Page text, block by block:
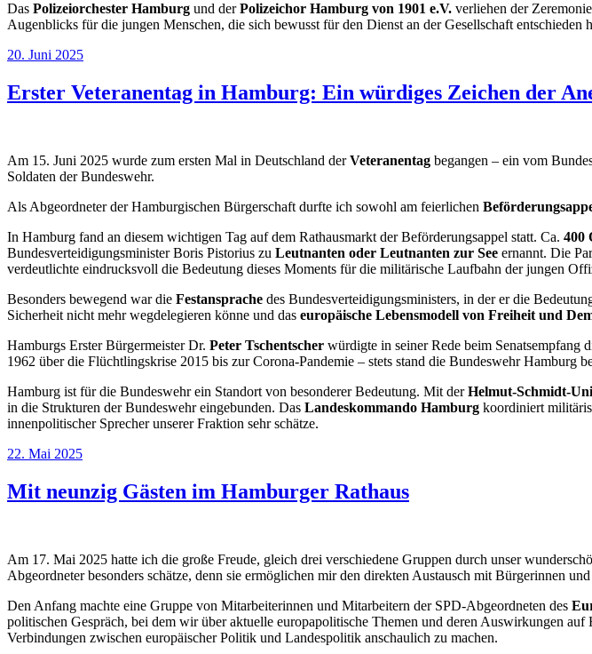
Das Polizeiorchester Hamburg und derPolizeichor Hamburg von 1901 e.V. verliehen der
Augenblicks für die jungen Menschen, die sich bewusst für den Dienst an der Gesellschaft entschieden
Veröffentlicht
20. Juni 2025
Erster Veteranentag in Hamburg: Ein würdiges Zeichen der
Am 15. Juni 2025 wurde zum ersten Mal in Deutschland derVeteranentag begangen – ein vom
Soldaten der Bundeswehr.
Als Abgeordneter der Hamburgischen Bürgerschaft durfte ich sowohl am feierlichen
In Hamburg fand an diesem wichtigen Tag auf dem Rathausmarkt der Beförderungsappel statt. Ca. 400
Bundesverteidigungsminister Boris Pistorius zu Leutnanten oder Leutnanten zur See ernannt. Die
verdeutlichte eindrucksvoll die Bedeutung dieses Moments für die militärische Laufbahn der jungen
Besonders bewegend war die Festansprache des Bundesverteidigungsministers, in der er die
Sicherheit nicht mehr wegdelegieren könne und das europäische Lebensmodell von Freiheit und
Hamburgs Erster Bürgermeister Dr. Peter Tschentscher würdigte in seiner Rede beim Senatsempfang
1962 über die Flüchtlingskrise 2015 bis zur Corona-Pandemie – stets stand die Bundeswehr
Hamburg ist für die Bundeswehr ein Standort von besonderer Bedeutung. Mit derHelmut-Schmidt-
in die Strukturen der Bundeswehr eingebunden. Das Landeskommando Hamburg koordiniert
innenpolitischer Sprecher unserer Fraktion sehr schätze.
Veröffentlicht
22. Mai 2025
Mit neunzig Gästen im Hamburger Rathaus
Am 17. Mai 2025 hatte ich die große Freude, gleich drei verschiedene Gruppen durch unser
Abgeordneter besonders schätze, denn sie ermöglichen mir den direkten Austausch mit Bürgerinnen
Den Anfang machte eine Gruppe von Mitarbeiterinnen und Mitarbeitern der SPD-Abgeordneten des
politischen Gespräch, bei dem wir über aktuelle europapolitische Themen und deren Auswirkungen
Verbindungen zwischen europäischer Politik und Landespolitik anschaulich zu machen.